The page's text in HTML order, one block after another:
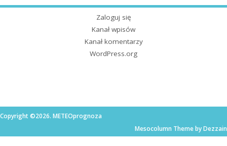
Zaloguj się
Kanał wpisów
Kanał komentarzy
WordPress.org
Copyright ©2026. METEOprognoza
Mesocolumn Theme by Dezzain